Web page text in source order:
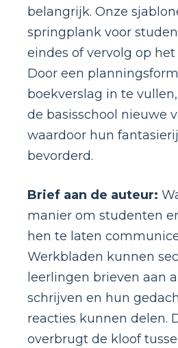
belangrijk. Onze
springplank voor
eindes of vervolg op
Door een
boekverslag in te
de basisschool nieuwe
waardoor hun
bevorderd.
Brief aan de auteur:
manier om studenten
hen te laten
Werkbladen kunnen
leerlingen brieven aan
schrijven en hun
reacties kunnen delen.
overbrugt de kloof